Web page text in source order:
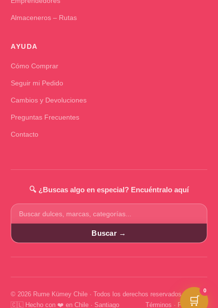
Almaceneros – Rutas
AYUDA
Cómo Comprar
Seguir mi Pedido
Cambios y Devoluciones
Preguntas Frecuentes
Contacto
🔍 ¿Buscas algo en especial? Encuéntralo aquí
Buscar
productos
Buscar →
© 2026 Rume Kümey Chile · Todos los derechos reservados
🇨🇱 Hecho con ❤️ en Chile · Santiago
Términos · Privacidad
🛒
0